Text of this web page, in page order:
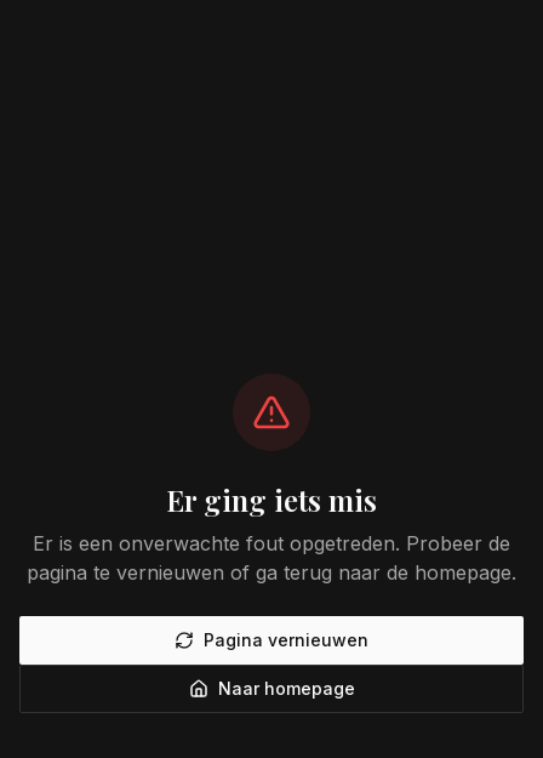
Er ging iets mis
Er is een onverwachte fout opgetreden. Probeer de
pagina te vernieuwen of ga terug naar de homepage.
Pagina vernieuwen
Naar homepage